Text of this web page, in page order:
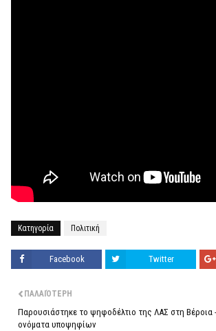
Κατηγορία Πολιτική
Facebook Twitter
ΠΑΛΑΙΌΤΕΡΗ
Παρουσιάστηκε το ψηφοδέλτιο της ΛΑΣ στη Βέροια
ονόματα υποψηφίων